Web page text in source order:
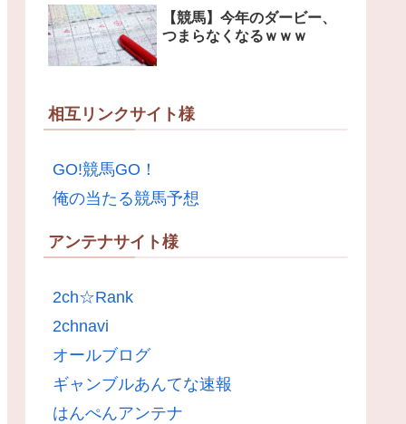
【競馬】今年のダービー、
つまらなくなるｗｗｗ
相互リンクサイト様
GO!競馬GO！
俺の当たる競馬予想
アンテナサイト様
2ch☆Rank
2chnavi
オールブログ
ギャンブルあんてな速報
はんぺんアンテナ